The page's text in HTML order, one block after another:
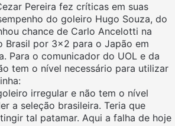
Pereira fez críticas em suas
do goleiro Hugo Souza, do
chance de Carlo Ancelotti na
Brasil por 3×2 para o Japão em
Para o comunicador do UOL e da
tem o nível necessário para utilizar
irregular e não tem o nível
a seleção brasileira. Teria que
tal patamar. Aqui a falha de hoje